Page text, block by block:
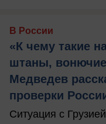
В России
«К чему такие
штаны,
Медведев
проверки
Ситуация с